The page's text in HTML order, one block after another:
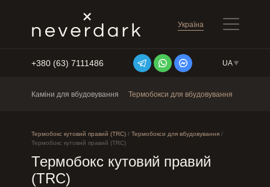
Україна
+380 (63) 7111486 UA
Каміни для вбудовування Термобокси для вбудовування
Термобокс кутовий правий (TRC)/ Термобокси для вбудовування/
Термобокс кутовий правий (TRC)
Термобокс кутовий правий
(TRC)